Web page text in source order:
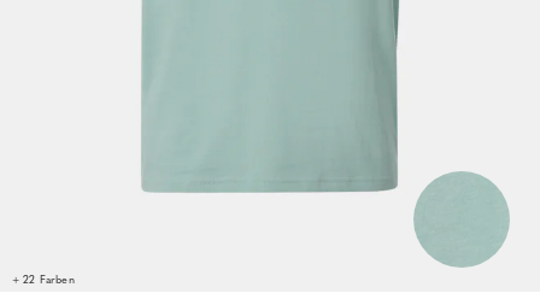
+ 22 Farben